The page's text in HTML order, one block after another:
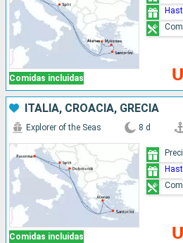
Comidas incluidas
ITALIA, CROACIA, GRECIA
Comidas incluidas
Explorer of the Seas 8 d